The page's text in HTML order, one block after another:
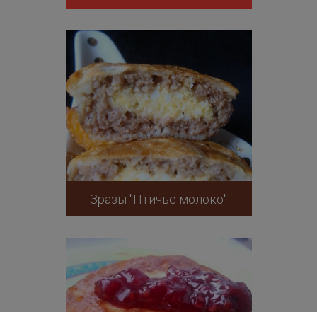
Зразы "Птичье молоко"